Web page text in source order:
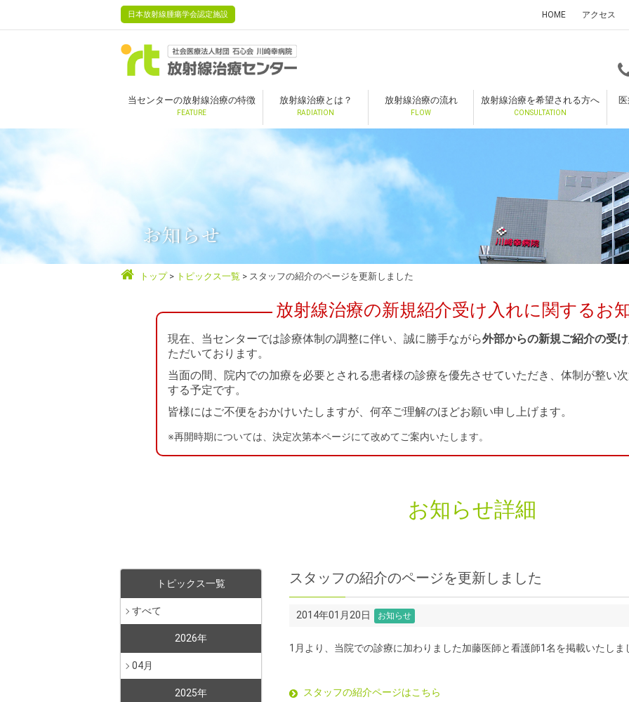
日本放射線腫瘍学会認定施設 HOME アクセス
当センターの放射線治療の特徴
FEATURE
放射線治療とは？
RADIATION
放射線治療の流れ
FLOW
放射線治療を希望される方へ
CONSULTATION
お知らせ
トップ トピックス一覧 スタッフの紹介のページを更新しました
放射線治療の新規紹介受け入れに関するお
現在、当センターでは診療体制の調整に伴い、誠に勝手ながら外部からの新規ご紹介の受
ただいております。
当面の間、院内での加療を必要とされる患者様の診療を優先させていただき、体制が整い
する予定です。
皆様にはご不便をおかけいたしますが、何卒ご理解のほどお願い申し上げます。
※再開時期については、決定次第本ページにて改めてご案内いたします。
お知らせ詳細
スタッフの紹介のページを更新しました
2014年01月20日 お知らせ
1月より、当院での診療に加わりました加藤医師と看護師1名を掲載いたしま
スタッフの紹介ページはこちら
トピックス一覧
すべて
2026年
04月
2025年